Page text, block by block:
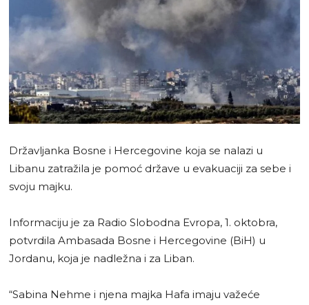
Državljanka Bosne i Hercegovine koja se nalazi u
Libanu zatražila je pomoć države u evakuaciji za sebe i
svoju majku.
Informaciju je za Radio Slobodna Evropa, 1. oktobra,
potvrdila Ambasada Bosne i Hercegovine (BiH) u
Jordanu, koja je nadležna i za Liban.
“Sabina Nehme i njena majka Hafa imaju važeće